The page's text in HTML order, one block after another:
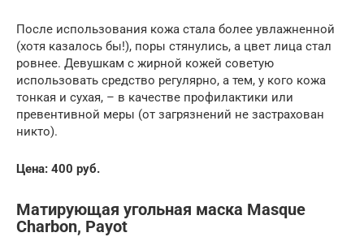
После использования кожа стала более увлажненной
(хотя казалось бы!), поры стянулись, а цвет лица стал
ровнее. Девушкам с жирной кожей советую
использовать средство регулярно, а тем, у кого кожа
тонкая и сухая, – в качестве профилактики или
превентивной меры (от загрязнений не застрахован
никто).
Цена: 400 руб.
Матирующая угольная маска Masque
Charbon, Payot